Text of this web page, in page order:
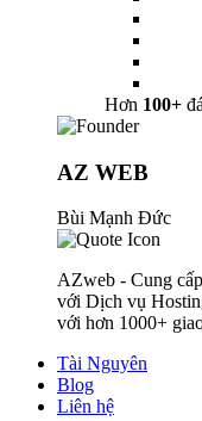
Hơn 100+
AZ WEB
Bùi Mạnh Đức
AZweb - Cung
với Dịch vụ
với hơn 1000+
Tài Nguyên
Blog
Liên hệ